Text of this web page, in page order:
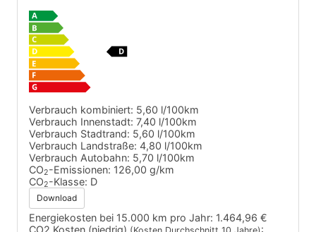
Verbrauch kombiniert: 5,60 l/100km
Verbrauch Innenstadt: 7,40 l/100km
Verbrauch Stadtrand: 5,60 l/100km
Verbrauch Landstraße: 4,80 l/100km
Verbrauch Autobahn: 5,70 l/100km
CO2-Emissionen: 126,00 g/km
CO2-Klasse: D
Download
Energiekosten bei 15.000 km pro Jahr: 1.464,96 €
CO2 Kosten (niedrig) (Kosten Durchschnitt 10 Jahre):